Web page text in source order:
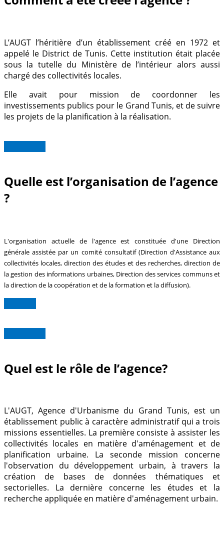
L’AUGT l’héritière d’un établissement créé en 1972 et
appelé le District de Tunis. Cette institution était placée
sous la tutelle du Ministère de l’intérieur alors aussi
chargé des collectivités locales.
Elle avait pour mission de coordonner les
investissements publics pour le Grand Tunis, et de suivre
les projets de la planification à la réalisation.
Quelle est l’organisation de l’agence
?
L'organisation actuelle de l'agence est constituée d'une Direction
générale assistée par un comité consultatif (Direction d'Assistance aux
collectivités locales, direction des études et des recherches, direction de
la gestion des informations urbaines, Direction des services communs et
la direction de la coopération et de la formation et la diffusion).
Quel est le rôle de l’agence?
L'AUGT, Agence d'Urbanisme du Grand Tunis, est un
établissement public à caractère administratif qui a trois
missions essentielles. La première consiste à assister les
collectivités locales en matière d'aménagement et de
planification urbaine. La seconde mission concerne
l'observation du développement urbain, à travers la
création de bases de données thématiques et
sectorielles. La dernière concerne les études et la
recherche appliquée en matière d'aménagement urbain.